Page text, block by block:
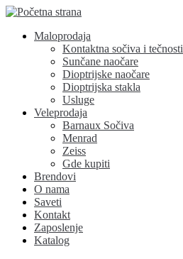
Maloprodaja
Kontaktna sočiva i tečnosti
Sunčane naočare
Dioptrijske naočare
Dioptrijska stakla
Usluge
Veleprodaja
Barnaux Sočiva
Menrad
Zeiss
Gde kupiti
Brendovi
O nama
Saveti
Kontakt
Zaposlenje
Katalog